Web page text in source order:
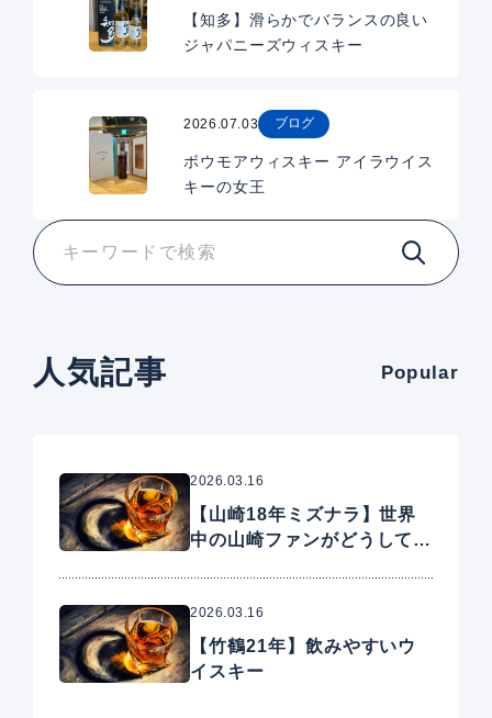
【知多】滑らかでバランスの良い
ジャパニーズウィスキー
2026.07.03 ブログ
ボウモアウィスキー アイラウイス
キーの女王
人気記事 Popular
2026.03.16
【山崎18年ミズナラ】世界
中の山崎ファンがどうしても
2026.03.16
【竹鶴21年】飲みやすいウ
イスキー